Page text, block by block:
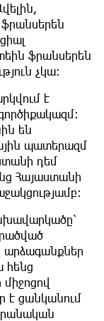
ֆրանսերեն
չկա։
է
են
պատերազմ
դեմ
Հայաստանի
արձագանքներ
հենց
միջոցով
է ցանկանում